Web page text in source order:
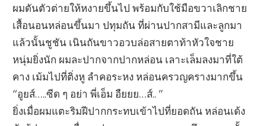
ผมดันตัวต่ายให้หงายขึ้นไป พร้อมกับใช้มือขวาเลิกชาย
เสื้อนอนหล่อนขึ้นมา ปทุมถัน ที่ผ่านปากสามีและลูกมา
แล้วนั้นชูชัน เนินถันขาวอวบล่อสายตาท้าหัวใจชาย
หนุ่มยิ่งนัก ผมละปากจากปากหล่อน เลาะเล็มลงมาที่ใต้
คาง เม้มไปที่ติ่งหู ลำคอระหง หล่อนครวญครางมากขึ้น
“อูยส์…..ซีด ๆ อย่า พี่เอ็ม อืยยย…ส์.. ”
ยิ่งเมื่อผมแตะริมฝีปากกระทบเข้าไปที่ยอดถัน หล่อนเด้ง